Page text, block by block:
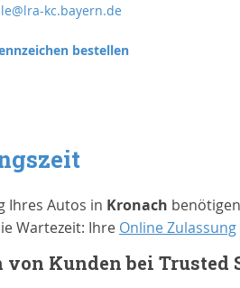
kc.bayern.de
bestellen
Ihres Autos in Kronach
Wartezeit: Ihre Online Zulassung
Kunden bei Trusted